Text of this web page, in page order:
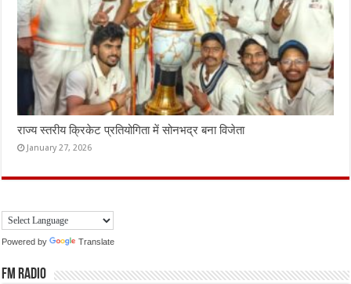
राज्य स्तरीय क्रिकेट प्रतियोगिता में सोनभद्र बना विजेता
January 27, 2026
Powered by Translate
FM Radio